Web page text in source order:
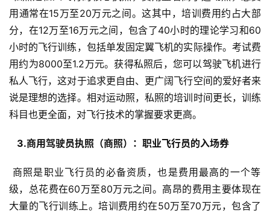
用通常在15万至20万元之间。这其中，培训费用约占大部
分，在12万至16万元之间，包含了40小时的理论学习和60
小时的飞行训练，包括单发固定翼飞机的实际操作。考试费
用约为8000至1.2万元。获得私照后，您可以驾驶飞机进行
私人飞行，这对于追求更自由、更广阔飞行空间的爱好者来
说是理想的选择。相对运动照，私照的培训时间更长，训练
科目也更全面，对飞行技术的掌握要求更高。
  3.商用驾驶员执照（商照）：职业飞行员的入场券
级，总花费在60万至80万元之间。高昂的费用主要体现在
大量的飞行训练上。培训费用约在50万至70万元，包含了